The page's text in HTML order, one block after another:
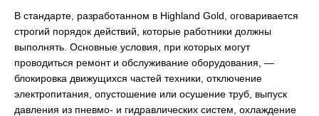
В стандарте, разработанном в Highland Gold, оговаривается
строгий порядок действий, которые работники должны
выполнять. Основные условия, при которых могут
проводиться ремонт и обслуживание оборудования, —
блокировка движущихся частей техники, отключение
электропитания, опустошение или осушение труб, выпуск
давления из пневмо- и гидравлических систем, охлаждение